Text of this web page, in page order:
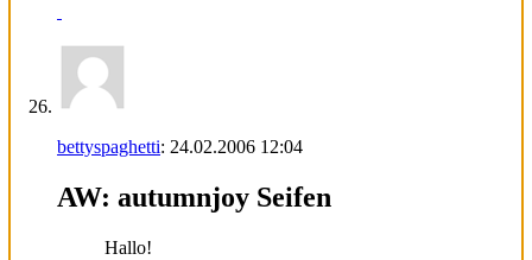
bettyspaghetti: 24.02.2006 12:04
AW: autumnjoy Seifen
Hallo!